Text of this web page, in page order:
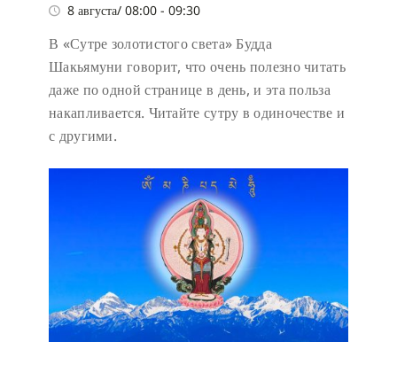
8 августа/ 08:00 - 09:30
В «Сутре золотистого света» Будда
Шакьямуни говорит, что очень полезно читать
даже по одной странице в день, и эта польза
накапливается. Читайте сутру в одиночестве и
с другими.